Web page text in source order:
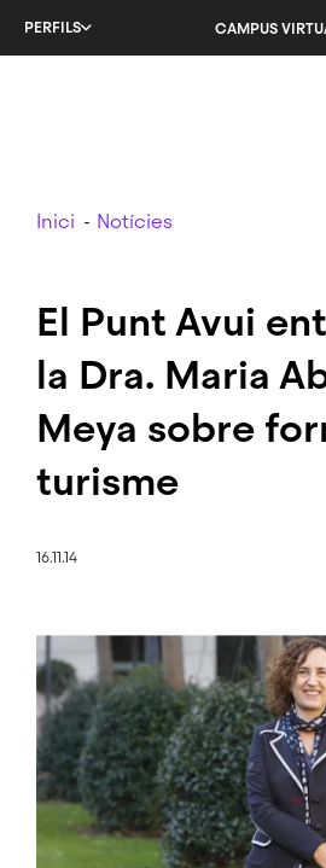
PERFILS CAMPUS
Breadcrumb
Inici Notícies
El Punt Avui
la Dra. Maria
Meya sobre
turisme
16.11.14